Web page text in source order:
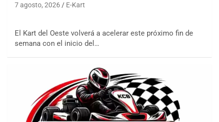
7 agosto, 2026 E-Kart
El Kart del Oeste volverá a acelerar este próximo fin de
semana con el inicio del…